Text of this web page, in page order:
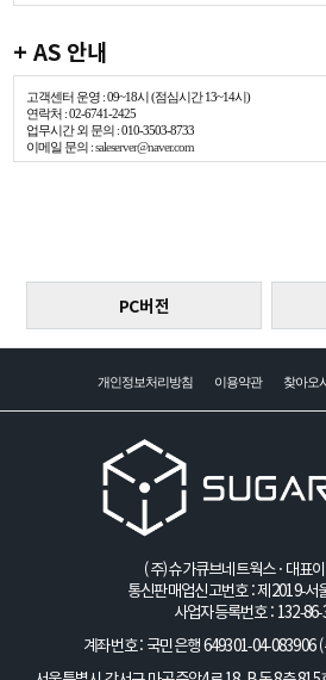
+ AS 안내
고객센터 운영 : 09~18시 (점심시간 13~14시)
연락처 : 02-6741-2425
업무시간 외 문의 : 010-3503-8733
이메일 문의 :saleserver@naver.com
PC버전
개인정보처리방침 이용약관 찾아오
(주)슈가큐브네트웍스 · 대표
통신판매업신고번호 : 제2019-서
사업자등록번호 : 132-
계좌번호 : 국민은행 649301-04-083906